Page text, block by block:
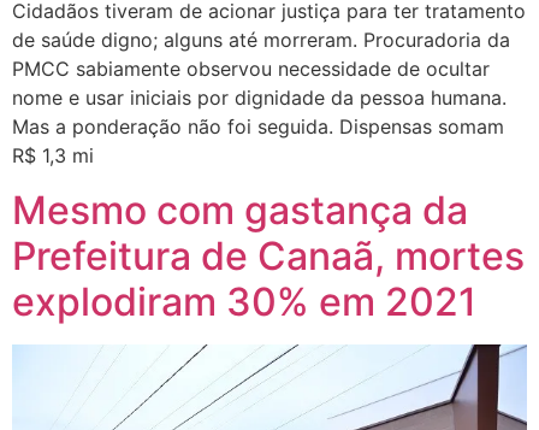
Cidadãos tiveram de acionar justiça para ter tratamento
de saúde digno; alguns até morreram. Procuradoria da
PMCC sabiamente observou necessidade de ocultar
nome e usar iniciais por dignidade da pessoa humana.
Mas a ponderação não foi seguida. Dispensas somam
R$ 1,3 mi
Mesmo com gastança da
Prefeitura de Canaã, mortes
explodiram 30% em 2021